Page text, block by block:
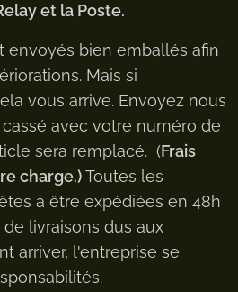
et la Poste.
envoyés bien emballés afin
Mais si
vous arrive. Envoyez nous
avec votre numéro de
sera remplacé. (Frais
charge.)Toutes les
à être expédiées en 48h
de livraisons dus aux
arriver, l'entreprise se